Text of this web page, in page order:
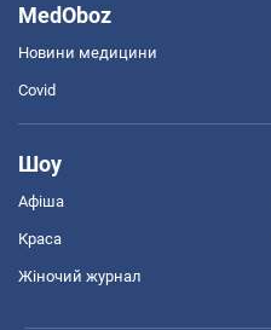
MedOboz
Новини медицини
Covid
Шоу
Афіша
Краса
Жіночий журнал